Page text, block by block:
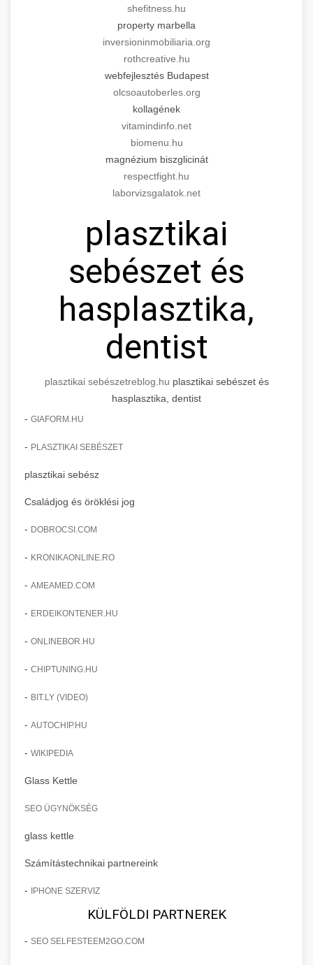
shefitness.hu
property marbella
inversioninmobiliaria.org
rothcreative.hu
webfejlesztés Budapest
olcsoautoberles.org
kollagének
vitamindinfo.net
biomenu.hu
magnézium biszglicinát
respectfight.hu
laborvizsgalatok.net
plasztikai
sebészet és
hasplasztika,
dentist
plasztikai sebészetreblog.hu plasztikai sebészet és
hasplasztika, dentist
- GIAFORM.HU
- PLASZTIKAI SEBÉSZET
plasztikai sebész
Családjog és öröklési jog
- DOBROCSI.COM
- KRONIKAONLINE.RO
- AMEAMED.COM
- ERDEIKONTENER.HU
- ONLINEBOR.HU
- CHIPTUNING.HU
- BIT.LY (VIDEO)
- AUTOCHIP.HU
- WIKIPEDIA
Glass Kettle
SEO ÜGYNÖKSÉG
glass kettle
Számítástechnikai partnereink
- IPHONE SZERVIZ
KÜLFÖLDI PARTNEREK
- SEO SELFESTEEM2GO.COM